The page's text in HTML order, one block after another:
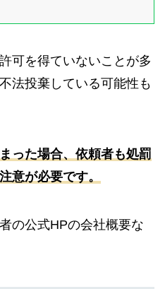
可を得ていないことが多
法投棄している可能性も
った場合、依頼者も処罰
意が必要です。
の公式HPの会社概要な